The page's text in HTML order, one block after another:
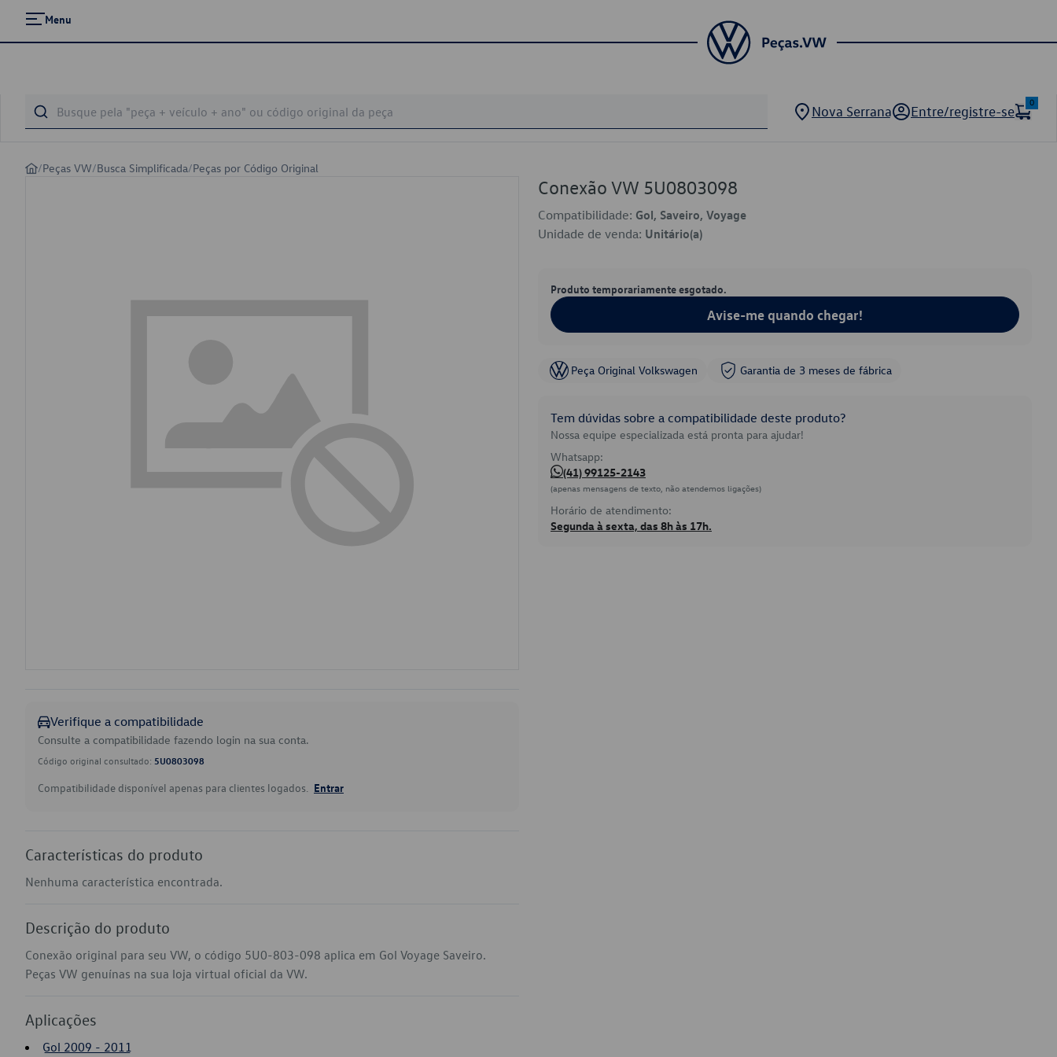
Menu
Nova Serrana Entre/registre-se
0
/Peças VW/Busca Simplificada/Peças por Código Original
Verifique a compatibilidade
Consulte a compatibilidade fazendo login na sua conta.
Código original consultado: 5U0803098
Compatibilidade disponível apenas para clientes logados. Entrar
Características do produto
Nenhuma característica encontrada.
Descrição do produto
Conexão original para seu VW, o código 5U0-803-098 aplica em Gol Voyage Saveiro.
Peças VW genuínas na sua loja virtual oficial da VW.
Aplicações
Gol 2009 - 2011
Conexão VW 5U0803098
Compatibilidade: Gol, Saveiro, Voyage
Unidade de venda: Unitário(a)
Produto temporariamente esgotado.
Avise-me quando chegar!
Peça Original Volkswagen Garantia de 3 meses de fábrica
Tem dúvidas sobre a compatibilidade deste produto?
Nossa equipe especializada está pronta para ajudar!
Whatsapp:
(41) 99125-2143
(apenas mensagens de texto, não atendemos ligações)
Horário de atendimento:
Segunda à sexta, das 8h às 17h.